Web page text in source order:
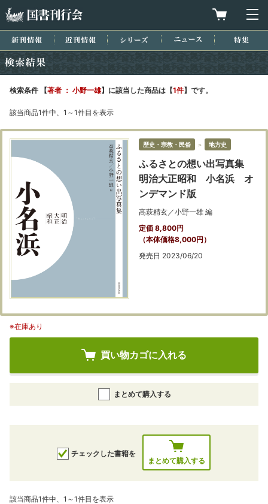
買物カゴを
新刊情報 近刊情報 シリーズ ニュース
検索条件 【著者 ： 小野一雄】に該当した商品は【1件】です。
該当商品1件中、1～1件目を表示
歴史・宗教・民俗 ＞ 地方史
ふるさとの想い出写真集
明治大正昭和 小名浜 オ
ンデマンド版
高萩精玄／小野一雄 編
定価 8,800円
（本体価格8,000円）
発売日 2023/06/20
※在庫あり
買い物カゴに入れる
まとめて購入する
チェックした書籍を
まとめて購入する
該当商品1件中、1～1件目を表示